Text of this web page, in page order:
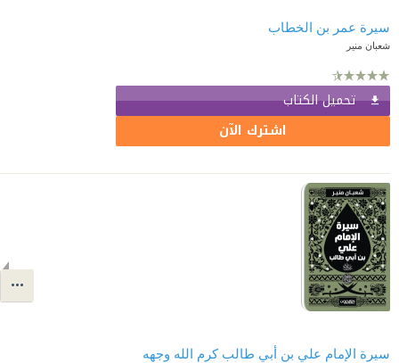
سيرة عمر بن الخطاب
شعبان منير
تحميل الكتاب
اشترك الآن
سيرة الإمام علي بن أبي طالب كرم الله وجهه